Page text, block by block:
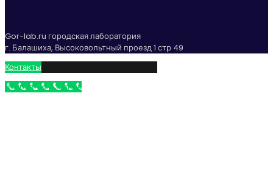
Gor-lab.ru городская лаборатория
г. Балашиха, Высоковольтный проезд 1 стр 49
Контакты
Бесплатный звонок